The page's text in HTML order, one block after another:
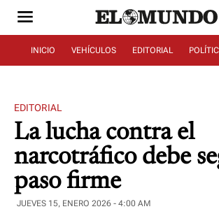
INICIO VEHÍCULOS EDITORIAL
EDITORIAL
La lucha contra el
narcotráfico debe
paso firme
JUEVES 15, ENERO 2026 - 4:00 AM